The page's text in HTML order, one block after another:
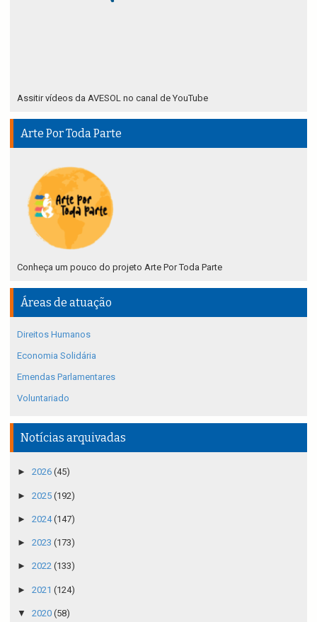
Assitir vídeos da AVESOL no canal de YouTube
Arte Por Toda Parte
Conheça um pouco do projeto Arte Por Toda Parte
Áreas de atuação
Direitos Humanos
Economia Solidária
Emendas Parlamentares
Voluntariado
Notícias arquivadas
► 2026 (45)
► 2025 (192)
► 2024(147)
► 2023 (173)
► 2022 (133)
► 2021 (124)
▼ 2020 (58)